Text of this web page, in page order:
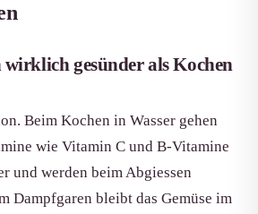
gesünder als Kochen
Beim Kochen in Wasser gehen
wie Vitamin C und B-Vitamine
und werden beim Abgiessen
Dampfgaren bleibt das Gemüse im